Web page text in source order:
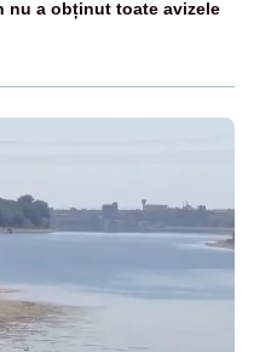
nu a obținut toate avizele